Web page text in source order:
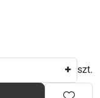
szt.